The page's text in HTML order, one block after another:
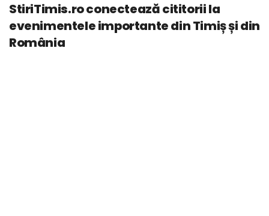
StiriTimis.ro conectează cititorii la
evenimentele importante din Timiș și din
România